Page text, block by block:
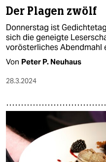
Der Plagen zwölf
Donnerstag ist
sich die geneigte
vorösterliches Abendmahl
Von Peter P. Neuhaus
28.3.2024